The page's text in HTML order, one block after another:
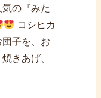
の『みた
コシヒカ
子を、お
きあげ、